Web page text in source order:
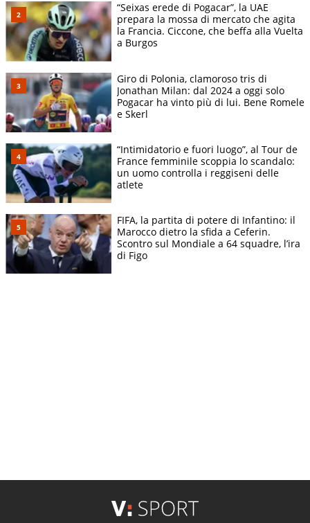
“Seixas erede di Pogacar”, la UAE
prepara la mossa di mercato che agita
la Francia. Ciccone, che beffa alla Vuelta
a Burgos
Giro di Polonia, clamoroso tris di
Jonathan Milan: dal 2024 a oggi solo
Pogacar ha vinto più di lui. Bene Romele
e Skerl
“Intimidatorio e fuori luogo”, al Tour de
France femminile scoppia lo scandalo:
un uomo controlla i reggiseni delle
atlete
FIFA, la partita di potere di Infantino: il
Marocco dietro la sfida a Ceferin.
Scontro sul Mondiale a 64 squadre, l’ira
di Figo